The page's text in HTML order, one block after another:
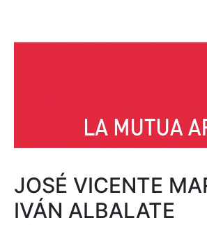
JOSÉ VICENTE
IVÁN ALBALATE